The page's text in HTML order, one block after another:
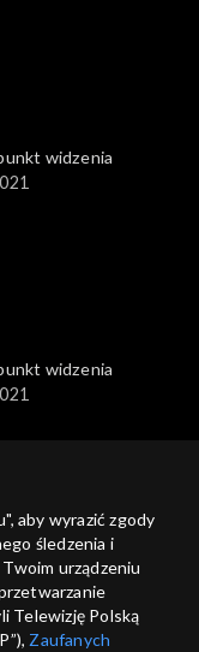
widzenia
widzenia
widzenia
aby wyrazić zgody
śledzenia i
urządzeniu
Telewizję Polską
Zaufanych